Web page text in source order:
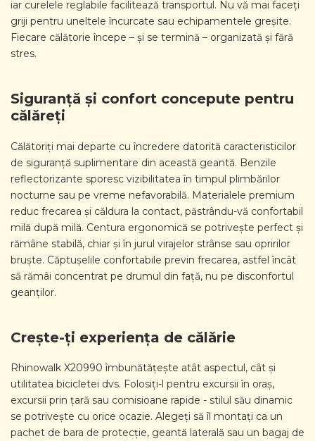
iar curelele reglabile facilitează transportul. Nu vă mai faceți
griji pentru uneltele încurcate sau echipamentele greșite.
Fiecare călătorie începe – și se termină – organizată și fără
stres.
Siguranță și confort concepute pentru
călăreți
Călătoriți mai departe cu încredere datorită caracteristicilor
de siguranță suplimentare din această geantă. Benzile
reflectorizante sporesc vizibilitatea în timpul plimbărilor
nocturne sau pe vreme nefavorabilă. Materialele premium
reduc frecarea și căldura la contact, păstrându-vă confortabil
milă după milă. Centura ergonomică se potrivește perfect și
rămâne stabilă, chiar și în jurul virajelor strânse sau opririlor
bruște. Căptușelile confortabile previn frecarea, astfel încât
să rămâi concentrat pe drumul din față, nu pe disconfortul
geanților.
Crește-ți experiența de călărie
Rhinowalk X20990 îmbunătățește atât aspectul, cât și
utilitatea bicicletei dvs. Folosiți-l pentru excursii în oraș,
excursii prin țară sau comisioane rapide - stilul său dinamic
se potrivește cu orice ocazie. Alegeți să îl montați ca un
pachet de bara de protecție, geantă laterală sau un bagaj de